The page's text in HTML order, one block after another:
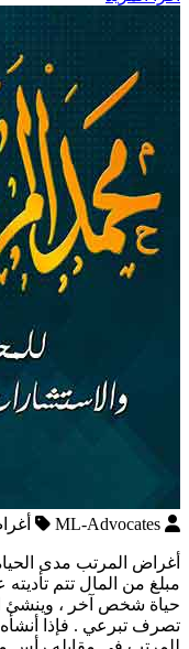
ML-Advocates
أغراض المرتب مدى
مبلغ من المال تتم
حياة شخص آخر ، وينشئ
تصرف تبرعي . فإذا